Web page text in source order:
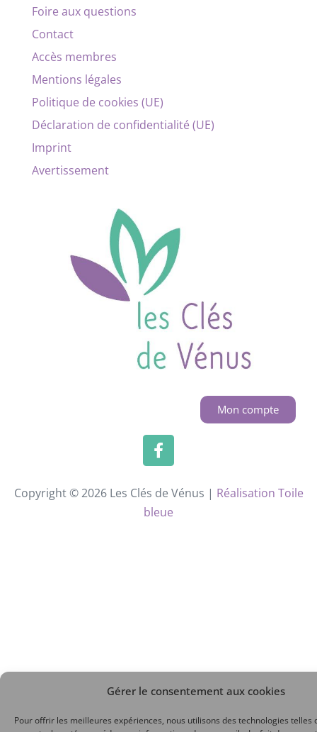
Gérer le consentement aux cookies
Pour offrir les meilleures expériences, nous utilisons des technologies telles
Foire aux questions
Contact
Accès membres
Mentions légales
Politique de cookies (UE)
Déclaration de confidentialité (UE)
Imprint
Avertissement
Mon compte
Copyright © 2026 Les Clés de Vénus | Réalisation Toile
bleue